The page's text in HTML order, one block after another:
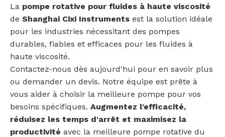
La pompe rotative pour fluides à haute viscosité
de Shanghai Cixi Instruments est la solution idéale
pour les industries nécessitant des pompes
durables, fiables et efficaces pour les fluides à
haute viscosité.
Contactez-nous dès aujourd'hui pour en savoir plus
ou demander un devis. Notre équipe est prête à
vous aider à choisir la meilleure pompe pour vos
besoins spécifiques. Augmentez l'efficacité,
réduisez les temps d'arrêt et maximisez la
productivité avec la meilleure pompe rotative du